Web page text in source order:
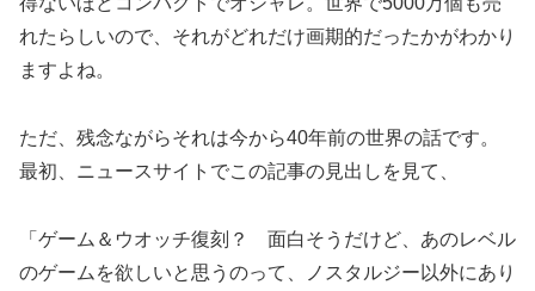
れたらしいので、それがどれだけ画期的だったかがわかり
ますよね。
ただ、残念ながらそれは今から40年前の世界の話です。
最初、ニュースサイトでこの記事の見出しを見て、
「ゲーム＆ウオッチ復刻？ 面白そうだけど、あのレベル
のゲームを欲しいと思うのって、ノスタルジー以外にあり